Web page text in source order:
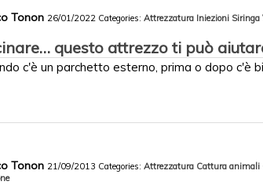
Tonon 26/01/2022 Categories: Attrezzatura Iniezioni Siringa
questo attrezzo ti può
c'è un parchetto esterno, prima o dopo c'è
Tonon 21/09/2013 Categories: Attrezzatura Cattura animali